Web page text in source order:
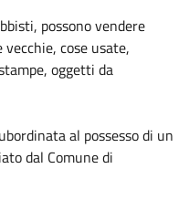
possono vendere
cose usate,
oggetti da
al possesso di un
dal Comune di